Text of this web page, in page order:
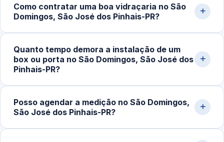
orçamento sem compromisso, em residências,
comércios e obras na cidade de São José dos
Pinhais‑PR e região.
Como contratar uma boa vidraçaria no São
Domingos, São José dos Pinhais-PR?
avaliações de clientes, pedir orçamento detalhado e
confirmar a garantia do serviço. Experiência com vidro
Quanto tempo demora a instalação de um
box ou porta no São Domingos, São José dos
Pinhais-PR?
temperado (geralmente 5 a 10 dias úteis), a instalação no
local costuma ser concluída em 2 a 4 horas.
Posso agendar a medição no São Domingos,
São José dos Pinhais-PR?